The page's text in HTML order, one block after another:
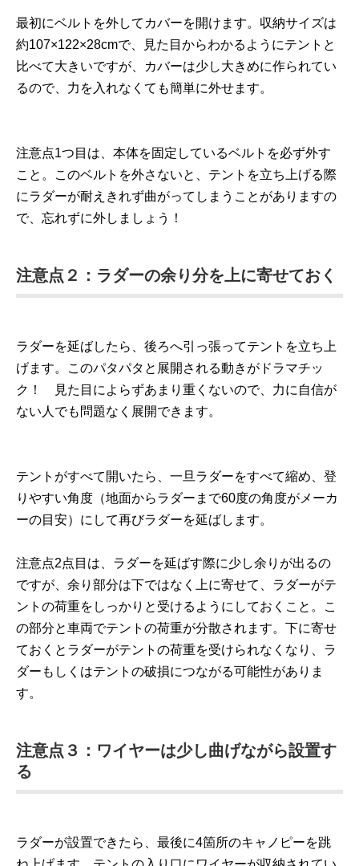
最初にベルトを外してカバーを開けます。収納サイズは
約107×122×28cmで、見た目からわかるようにテントと
比べて大きいですが、カバーは少し大きめに作られてい
るので、力を入れなくても簡単に外せます。
注意点1つ目は、本体を固定しているベルトを必ず外す
こと。このベルトを外さないと、テントを立ち上げる際
にラダーが耐えきれず曲がってしまうことがありますの
で、忘れずに外しましょう！
注意点２：ラダーの余り分を上に寄せておく
ラダーを延ばしたら、後ろへ引っ張ってテントを立ち上
げます。このパタパタと展開される動きがドラマチッ
ク！ 見た目によらずあまり重くないので、力に自信が
ない人でも問題なく展開できます。
テントがすべて開いたら、一旦ラダーをすべて縮め、登
りやすい角度（地面からラダーまで60度の角度がメーカ
ーの目安）にして再びラダーを延ばします。
注意点2点目は、ラダーを延ばす際に少し余りが出るの
ですが、余り部分は下ではなく上に寄せて、ラダーがテ
ントの荷重をしっかりと受けるようにしておくこと。こ
の部分と車両でテントの荷重が分散されます。下に寄せ
ておくとラダーがテントの荷重を受けられなくなり、ラ
ダーもしくはテントの破損につながる可能性がありま
す。
注意点３：ワイヤーは少し曲げながら設置す
る
ラダーが設置できたら、最後に4箇所のキャノピーを跳